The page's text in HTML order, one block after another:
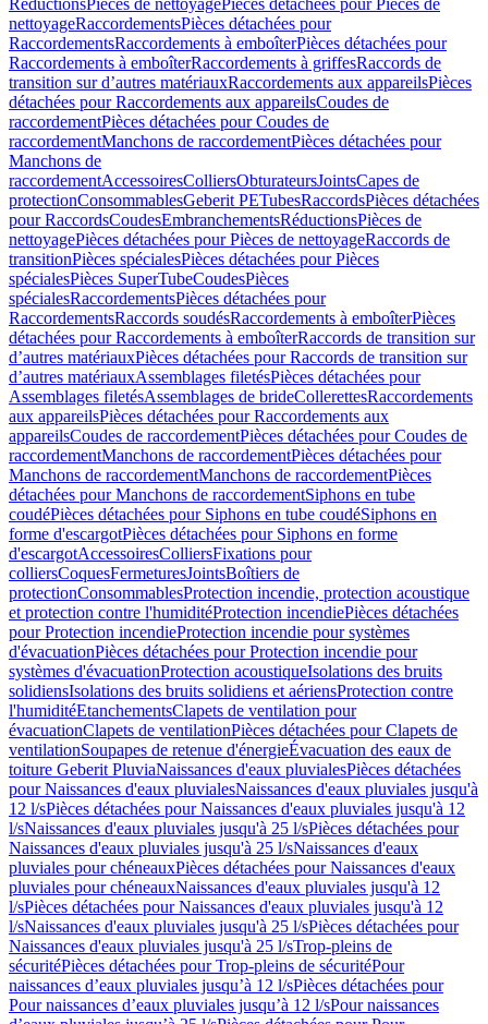
RéductionsPièces de nettoyagePièces détachées pour Pièces de
nettoyageRaccordementsPièces détachées pour
RaccordementsRaccordements à emboîterPièces détachées pour
Raccordements à emboîterRaccordements à griffesRaccords de
transition sur d’autres matériauxRaccordements aux appareilsPièces
détachées pour Raccordements aux appareilsCoudes de
raccordementPièces détachées pour Coudes de
raccordementManchons de raccordementPièces détachées pour
Manchons de
raccordementAccessoiresColliersObturateursJointsCapes de
protectionConsommablesGeberit PETubesRaccordsPièces détachées
pour RaccordsCoudesEmbranchementsRéductionsPièces de
nettoyagePièces détachées pour Pièces de nettoyageRaccords de
transitionPièces spécialesPièces détachées pour Pièces
spécialesPièces SuperTubeCoudesPièces
spécialesRaccordementsPièces détachées pour
RaccordementsRaccords soudésRaccordements à emboîterPièces
détachées pour Raccordements à emboîterRaccords de transition sur
d’autres matériauxPièces détachées pour Raccords de transition sur
d’autres matériauxAssemblages filetésPièces détachées pour
Assemblages filetésAssemblages de brideCollerettesRaccordements
aux appareilsPièces détachées pour Raccordements aux
appareilsCoudes de raccordementPièces détachées pour Coudes de
raccordementManchons de raccordementPièces détachées pour
Manchons de raccordementManchons de raccordementPièces
détachées pour Manchons de raccordementSiphons en tube
coudéPièces détachées pour Siphons en tube coudéSiphons en
forme d'escargotPièces détachées pour Siphons en forme
d'escargotAccessoiresColliersFixations pour
colliersCoquesFermeturesJointsBoîtiers de
protectionConsommablesProtection incendie, protection acoustique
et protection contre l'humiditéProtection incendiePièces détachées
pour Protection incendieProtection incendie pour systèmes
d'évacuationPièces détachées pour Protection incendie pour
systèmes d'évacuationProtection acoustiqueIsolations des bruits
solidiensIsolations des bruits solidiens et aériensProtection contre
l'humiditéEtanchementsClapets de ventilation pour
évacuationClapets de ventilationPièces détachées pour Clapets de
ventilationSoupapes de retenue d'énergieÉvacuation des eaux de
toiture Geberit PluviaNaissances d'eaux pluvialesPièces détachées
pour Naissances d'eaux pluvialesNaissances d'eaux pluviales jusqu'à
12 l/sPièces détachées pour Naissances d'eaux pluviales jusqu'à 12
l/sNaissances d'eaux pluviales jusqu'à 25 l/sPièces détachées pour
Naissances d'eaux pluviales jusqu'à 25 l/sNaissances d'eaux
pluviales pour chéneauxPièces détachées pour Naissances d'eaux
pluviales pour chéneauxNaissances d'eaux pluviales jusqu'à 12
l/sPièces détachées pour Naissances d'eaux pluviales jusqu'à 12
l/sNaissances d'eaux pluviales jusqu'à 25 l/sPièces détachées pour
Naissances d'eaux pluviales jusqu'à 25 l/sTrop-pleins de
sécuritéPièces détachées pour Trop-pleins de sécuritéPour
naissances d’eaux pluviales jusqu’à 12 l/sPièces détachées pour
Pour naissances d’eaux pluviales jusqu’à 12 l/sPour naissances